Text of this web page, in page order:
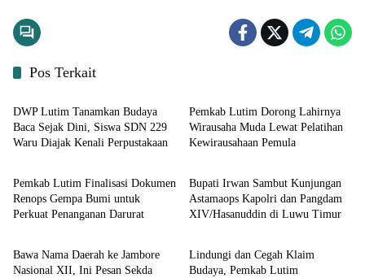
Pos Terkait
Input Lutim
DWP Lutim Tanamkan Budaya
Baca Sejak Dini, Siswa SDN 229
Waru Diajak Kenali Perpustakaan
Pemkab Lutim Dorong Lahirnya
Wirausaha Muda Lewat Pelatihan
Kewirausahaan Pemula
Input Lutim
Pemkab Lutim Finalisasi Dokumen
Renops Gempa Bumi untuk
Perkuat Penanganan Darurat
Input Lutim
Bupati Irwan Sambut Kunjungan
Astamaops Kapolri dan Pangdam
XIV/Hasanuddin di Luwu Timur
Input Lutim
Bawa Nama Daerah ke Jambore
Nasional XII, Ini Pesan Sekda
Input Lutim
Lindungi dan Cegah Klaim
Budaya, Pemkab Lutim